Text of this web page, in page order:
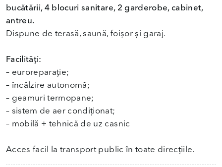
bucătării, 4 blocuri sanitare, 2 garderobe, cabinet,
antreu.
Dispune de terasă, saună, foișor și garaj.
Facilități:
– euroreparație;
– încălzire autonomă;
– geamuri termopane;
– sistem de aer condiționat;
– mobilă + tehnică de uz casnic
Acces facil la transport public în toate direcțiile.